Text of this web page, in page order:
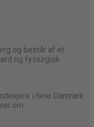
og består af et
og fysiurgisk
i hele Danmark
om.